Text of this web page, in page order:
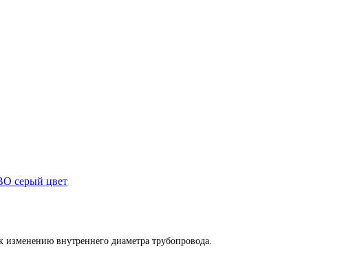
серый цвет
внутреннего диаметра трубопровода.